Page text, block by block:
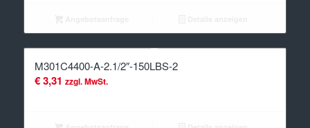
M301C4400-A-2.1/2″-150LBS-2
€3,31 zzgl. MwSt.